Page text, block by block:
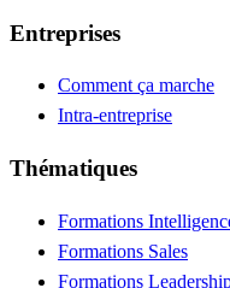
Entreprises
Comment ça marche
Intra-entreprise
Thématiques
Formations
Formations Sales
Formations